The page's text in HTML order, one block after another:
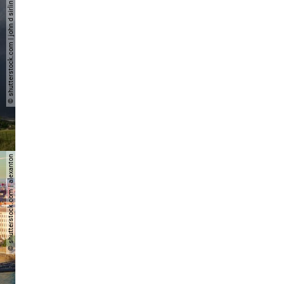
© shutterstock.com | john d sirlin
© shutterstock.com | alexanton